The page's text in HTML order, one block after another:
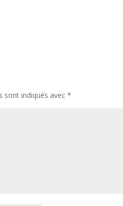
sont indiqués avec*